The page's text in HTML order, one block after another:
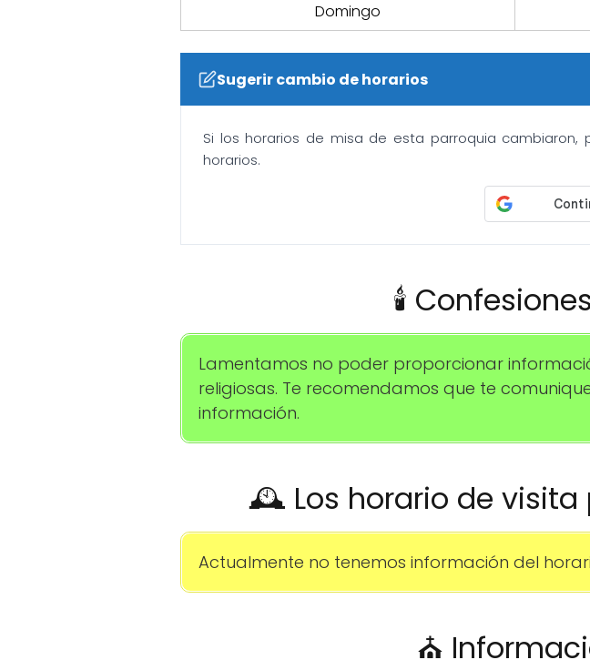
Domingo
Sugerir cambio de horarios
Si los horarios de misa de esta parroquia
horarios.
🕯️
Lamentamos no poder proporcionar
religiosas. Te recomendamos que te
información.
🕰️ Los horario de visita
Actualmente no tenemos información del
⛪